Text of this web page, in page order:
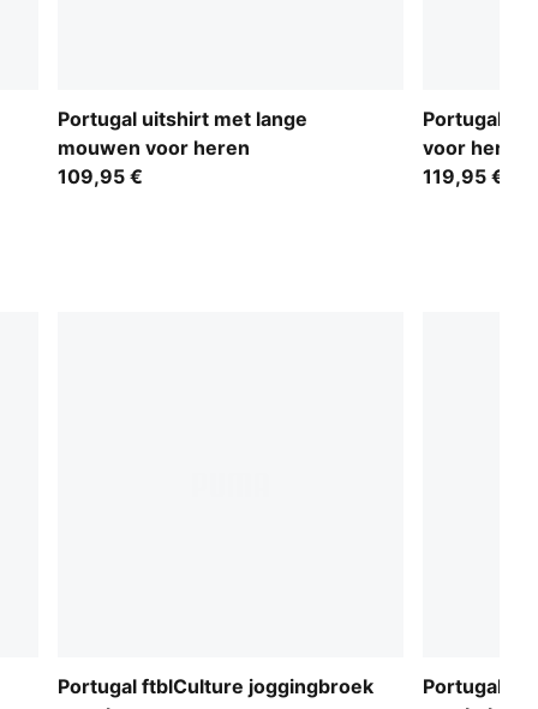
Portugal uitshirt met lange
mouwen voor heren
109,95 €
Portugal
voor heren
119,95 €
Portugal ftblCulture joggingbroek
Portugal